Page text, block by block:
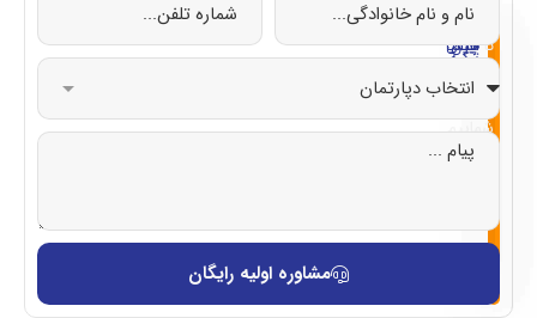
صفر
تا
با
شماییم
ترکیه
در
ایتالیا
در
چین
در
قبرس
مشاوره اولیه رایگان